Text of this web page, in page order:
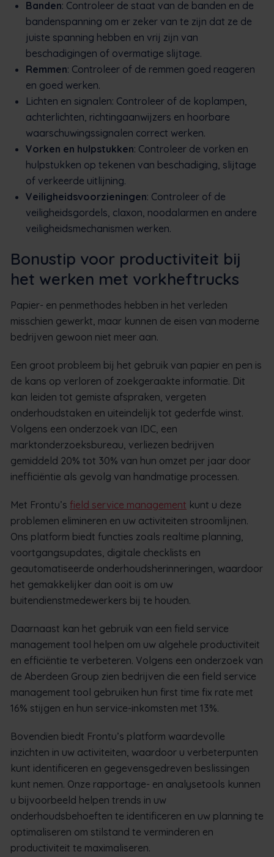
Banden: Controleer de staat van de banden en de
bandenspanning om er zeker van te zijn dat ze de
juiste spanning hebben en vrij zijn van
beschadigingen of overmatige slijtage.
Remmen: Controleer of de remmen goed reageren
en goed werken.
Lichten en signalen: Controleer of de koplampen,
achterlichten, richtingaanwijzers en hoorbare
waarschuwingssignalen correct werken.
Vorken en hulpstukken: Controleer de vorken en
hulpstukken op tekenen van beschadiging, slijtage
of verkeerde uitlijning.
Veiligheidsvoorzieningen: Controleer of de
veiligheidsgordels, claxon, noodalarmen en andere
veiligheidsmechanismen werken.
Bonustip voor productiviteit bij
het werken met vorkheftrucks
Papier- en penmethodes hebben in het verleden
misschien gewerkt, maar kunnen de eisen van moderne
bedrijven gewoon niet meer aan.
Een groot probleem bij het gebruik van papier en pen is
de kans op verloren of zoekgeraakte informatie. Dit
kan leiden tot gemiste afspraken, vergeten
onderhoudstaken en uiteindelijk tot gederfde winst.
Volgens een onderzoek van IDC, een
marktonderzoeksbureau, verliezen bedrijven
gemiddeld 20% tot 30% van hun omzet per jaar door
inefficiëntie als gevolg van handmatige processen.
Met Frontu’s field service management kunt u deze
problemen elimineren en uw activiteiten stroomlijnen.
Ons platform biedt functies zoals realtime planning,
voortgangsupdates, digitale checklists en
geautomatiseerde onderhoudsherinneringen, waardoor
het gemakkelijker dan ooit is om uw
buitendienstmedewerkers bij te houden.
Daarnaast kan het gebruik van een field service
management tool helpen om uw algehele productiviteit
en efficiëntie te verbeteren. Volgens een onderzoek van
de Aberdeen Group zien bedrijven die een field service
management tool gebruiken hun first time fix rate met
16% stijgen en hun service-inkomsten met 13%.
Bovendien biedt Frontu’s platform waardevolle
inzichten in uw activiteiten, waardoor u verbeterpunten
kunt identificeren en gegevensgedreven beslissingen
kunt nemen. Onze rapportage- en analysetools kunnen
u bijvoorbeeld helpen trends in uw
onderhoudsbehoeften te identificeren en uw planning te
optimaliseren om stilstand te verminderen en
productiviteit te maximaliseren.